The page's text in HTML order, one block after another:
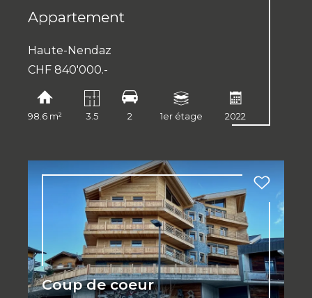
Appartement
Haute-Nendaz
CHF 840'000.-
98.6 m² 3.5 2 1er étage 2022
Coup de coeur